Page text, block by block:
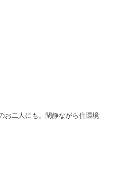
お二人にも。閑静ながら住環境